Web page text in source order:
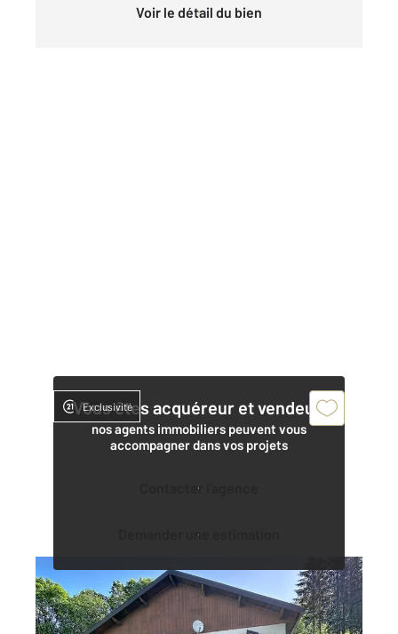
Voir le détail du bien
Vous êtes acquéreur et vendeur,
nos agents immobiliers peuvent vous
accompagner dans vos projets
Contacter l'agence
Demander une estimation
Exclusivité
HAUTS DE BIENNE 39
114,95 m2, 4 pièces
Ref : 10787